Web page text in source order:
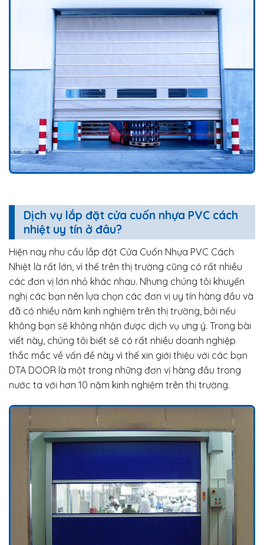
Dịch vụ lắp đặt cửa cuốn nhựa PVC cách
nhiệt uy tín ở đâu?
Hiện nay nhu cầu lắp đặt Cửa Cuốn Nhựa PVC Cách
Nhiệt là rất lớn, vì thế trên thị trường cũng có rất nhiều
các đơn vị lớn nhỏ khác nhau. Nhưng chúng tôi khuyến
nghị các bạn nên lựa chọn các đơn vị uy tín hàng đầu và
đã có nhiều năm kinh nghiệm trên thị trường, bởi nếu
không bạn sẽ không nhận được dịch vụ ưng ý. Trong bài
viết này, chúng tôi biết sẽ có rất nhiều doanh nghiệp
thắc mắc về vấn đề này vì thế xin giới thiệu với các bạn
DTA DOOR là một trong những đơn vị hàng đầu trong
nước ta với hơn 10 năm kinh nghiệm trên thị trường.